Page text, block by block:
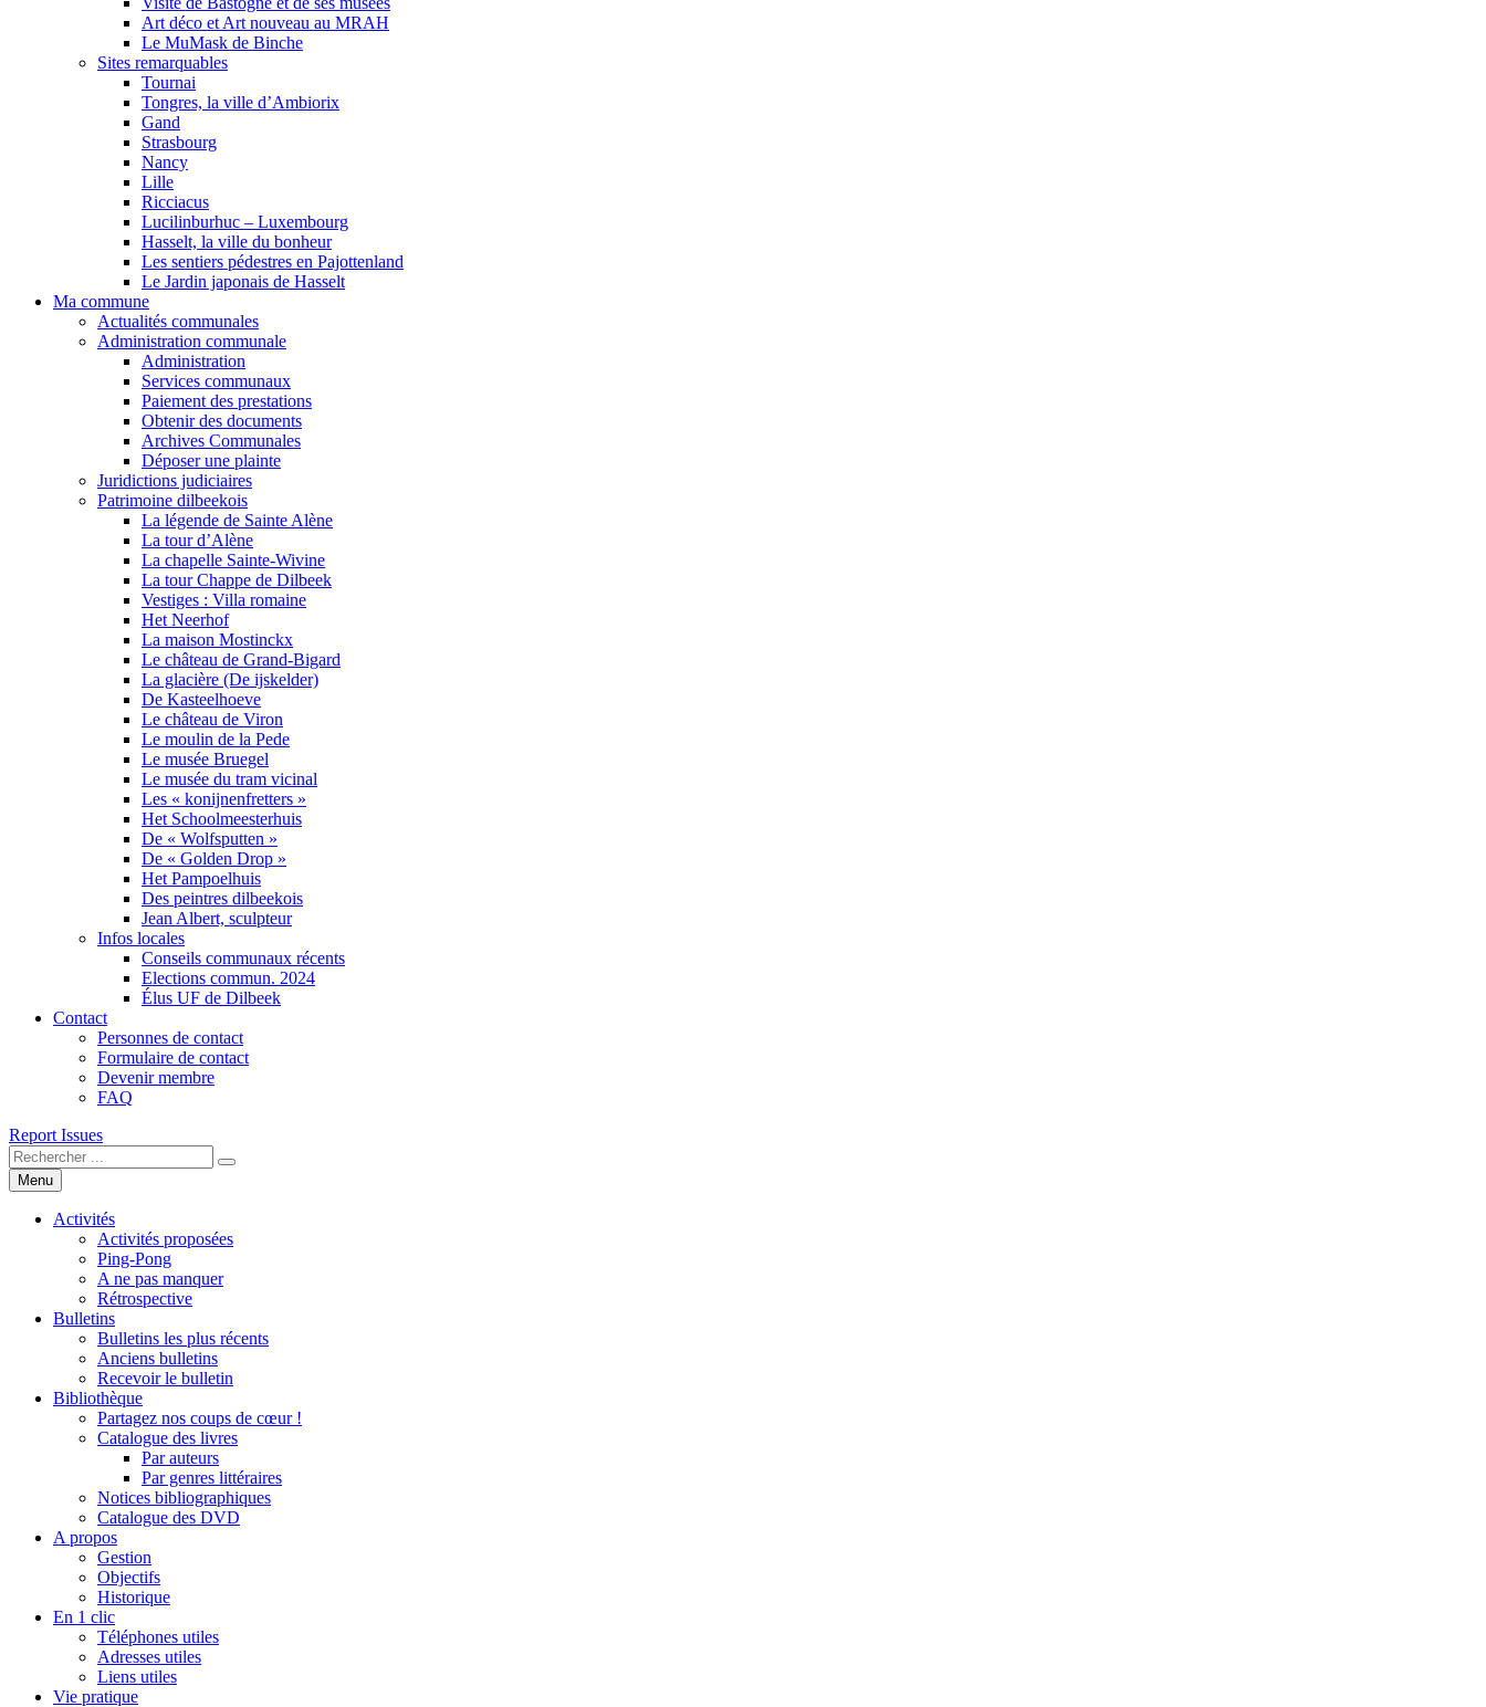
Art déco et Art nouveau au MRAH
Le MuMask de Binche
Sites remarquables
Tournai
Tongres, la ville d’Ambiorix
Gand
Strasbourg
Nancy
Lille
Ricciacus
Lucilinburhuc – Luxembourg
Hasselt, la ville du bonheur
Les sentiers pédestres en Pajottenland
Le Jardin japonais de Hasselt
Ma commune
Actualités communales
Administration communale
Administration
Services communaux
Paiement des prestations
Obtenir des documents
Archives Communales
Déposer une plainte
Juridictions judiciaires
Patrimoine dilbeekois
La légende de Sainte Alène
La tour d’Alène
La chapelle Sainte-Wivine
La tour Chappe de Dilbeek
Vestiges : Villa romaine
Het Neerhof
La maison Mostinckx
Le château de Grand-Bigard
La glacière (De ijskelder)
De Kasteelhoeve
Le château de Viron
Le moulin de la Pede
Le musée Bruegel
Le musée du tram vicinal
Les « konijnenfretters »
Het Schoolmeesterhuis
De « Wolfsputten »
De « Golden Drop »
Het Pampoelhuis
Des peintres dilbeekois
Jean Albert, sculpteur
Infos locales
Conseils communaux récents
Elections commun. 2024
Élus UF de Dilbeek
Contact
Personnes de contact
Formulaire de contact
Devenir membre
FAQ
Report Issues
Menu
Activités
Activités proposées
Ping-Pong
A ne pas manquer
Rétrospective
Bulletins
Bulletins les plus récents
Anciens bulletins
Recevoir le bulletin
Bibliothèque
Partagez nos coups de cœur !
Catalogue des livres
Par auteurs
Par genres littéraires
Notices bibliographiques
Catalogue des DVD
A propos
Gestion
Objectifs
Historique
En 1 clic
Téléphones utiles
Adresses utiles
Liens utiles
Vie pratique